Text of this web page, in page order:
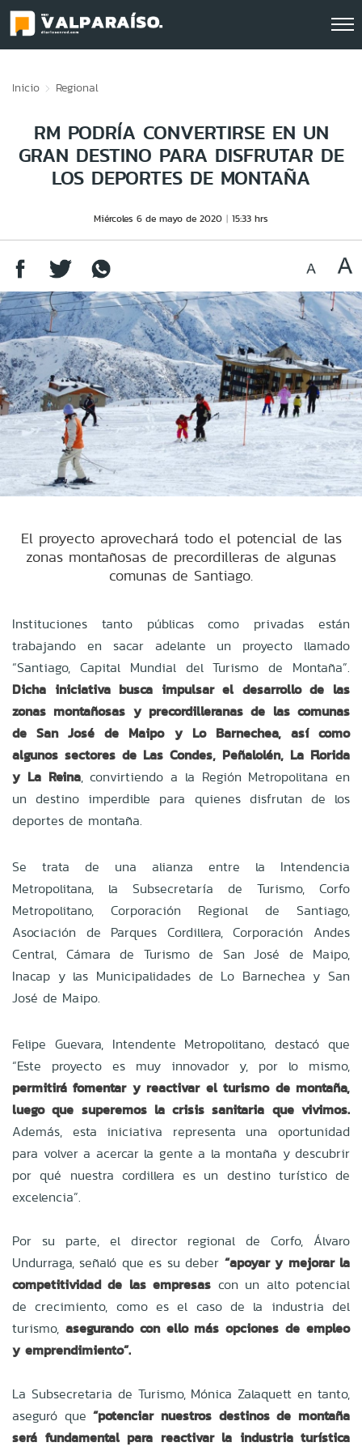
Inicio Regional
RM PODRÍA CONVERTIRSE EN UN
GRAN DESTINO PARA DISFRUTAR DE
LOS DEPORTES DE MONTAÑA
Miércoles 6 de mayo de 2020 15:33 hrs
El proyecto aprovechará todo el potencial de las
zonas montañosas de precordilleras de algunas
comunas de Santiago.
Instituciones tanto públicas como privadas están
trabajando en sacar adelante un proyecto llamado
“Santiago, Capital Mundial del Turismo de Montaña”.
Dicha iniciativa busca impulsar el desarrollo de las
zonas montañosas y precordilleranas de las comunas
de San José de Maipo y Lo Barnechea, así como
algunos sectores de Las Condes, Peñalolén, La Florida
y La Reina, convirtiendo a la Región Metropolitana en
un destino imperdible para quienes disfrutan de los
deportes de montaña.
Se trata de una alianza entre la Intendencia
Metropolitana, la Subsecretaría de Turismo, Corfo
Metropolitano, Corporación Regional de Santiago,
Asociación de Parques Cordillera, Corporación Andes
Central, Cámara de Turismo de San José de Maipo,
Inacap y las Municipalidades de Lo Barnechea y San
José de Maipo.
Felipe Guevara, Intendente Metropolitano, destacó que
“Este proyecto es muy innovador y, por lo mismo,
permitirá fomentar y reactivar el turismo de montaña,
luego que superemos la crisis sanitaria que vivimos.
Además, esta iniciativa representa una oportunidad
para volver a acercar la gente a la montaña y descubrir
por qué nuestra cordillera es un destino turístico de
excelencia”.
Por su parte, el director regional de Corfo, Álvaro
Undurraga, señaló que es su deber “apoyar y mejorar la
competitividad de las empresas con un alto potencial
de crecimiento, como es el caso de la industria del
turismo, asegurando con ello más opciones de empleo
y emprendimiento”.
La Subsecretaria de Turismo, Mónica Zalaquett en tanto,
aseguró que“potenciar nuestros destinos de montaña
será fundamental para reactivar la industria turística